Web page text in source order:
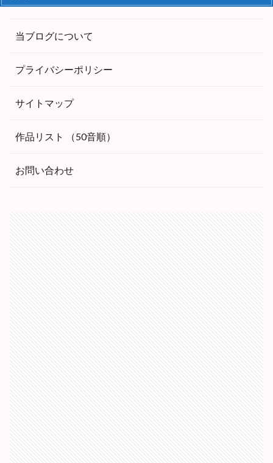
当ブログについて
プライバシーポリシー
サイトマップ
作品リスト （50音順）
お問い合わせ